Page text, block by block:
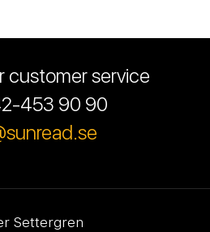
customer service
453 90 90
Settergren